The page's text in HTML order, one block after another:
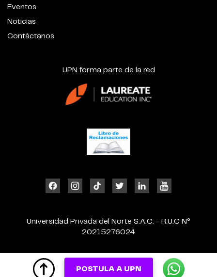
Eventos
Noticias
Contáctanos
UPN forma parte de la red
Universidad Privada del Norte S.A.C. - R.U.C N°
20215276024
POSTULA A UPN